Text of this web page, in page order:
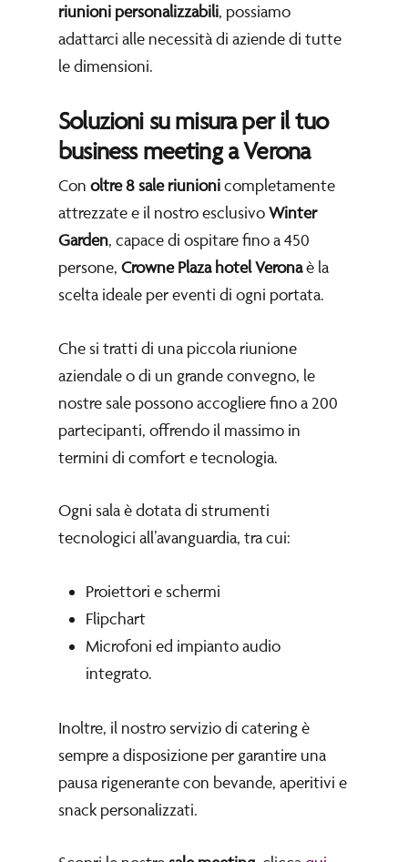
riunioni personalizzabili, possiamo
adattarci alle necessità di aziende di tutte
le dimensioni.
Soluzioni su misura per il tuo
business meeting a Verona
Con oltre 8 sale riunionicompletamente
attrezzate e il nostro esclusivoWinter
Garden, capace di ospitare fino a 450
persone, Crowne Plaza hotel Veronaè la
scelta ideale per eventi di ogni portata.
Che si tratti di una piccola riunione
aziendale o di un grande convegno, le
nostre sale possono accogliere fino a 200
partecipanti, offrendo il massimo in
termini di comfort e tecnologia.
Ogni sala è dotata di strumenti
tecnologici all’avanguardia, tra cui:
Proiettori e schermi
Flipchart
Microfoni ed impianto audio
integrato.
Inoltre, il nostro servizio di catering è
sempre a disposizione per garantire una
pausa rigenerante con bevande, aperitivi e
snack personalizzati.